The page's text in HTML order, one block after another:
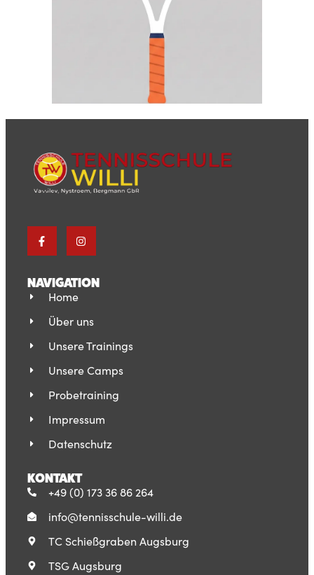
Trainer
Mehr erfahren
NAVIGATION
Home
Über uns
Unsere Trainings
Unsere Camps
Probetraining
Impressum
Datenschutz
KONTAKT
+49 (0) 173 36 86 264
info@tennisschule-willi.de
TC Schießgraben Augsburg
TSG Augsburg